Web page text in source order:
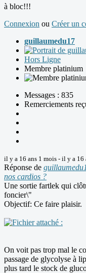
à bloc!!!
Connexion ou Créer un
guillaumedu17
Hors Ligne
Membre platinium
Messages : 835
Remerciements
il y a 16 ans 1 mois - il y a 16
Réponse de
nos cardios ?
Une sortie fartlek qui
foncier\"
Objectif: Ce faire plaisir.
On voit pas trop mal le
passage de glycolyse à
plus tard le stock de